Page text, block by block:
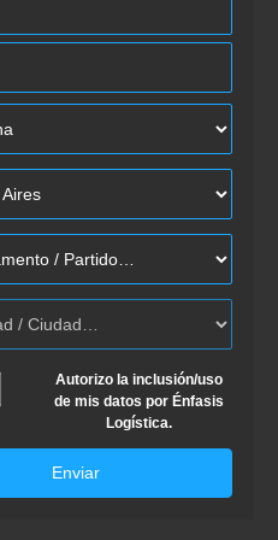
Autorizo la inclusión/uso
de mis datos por Énfasis
Logística.
Enviar